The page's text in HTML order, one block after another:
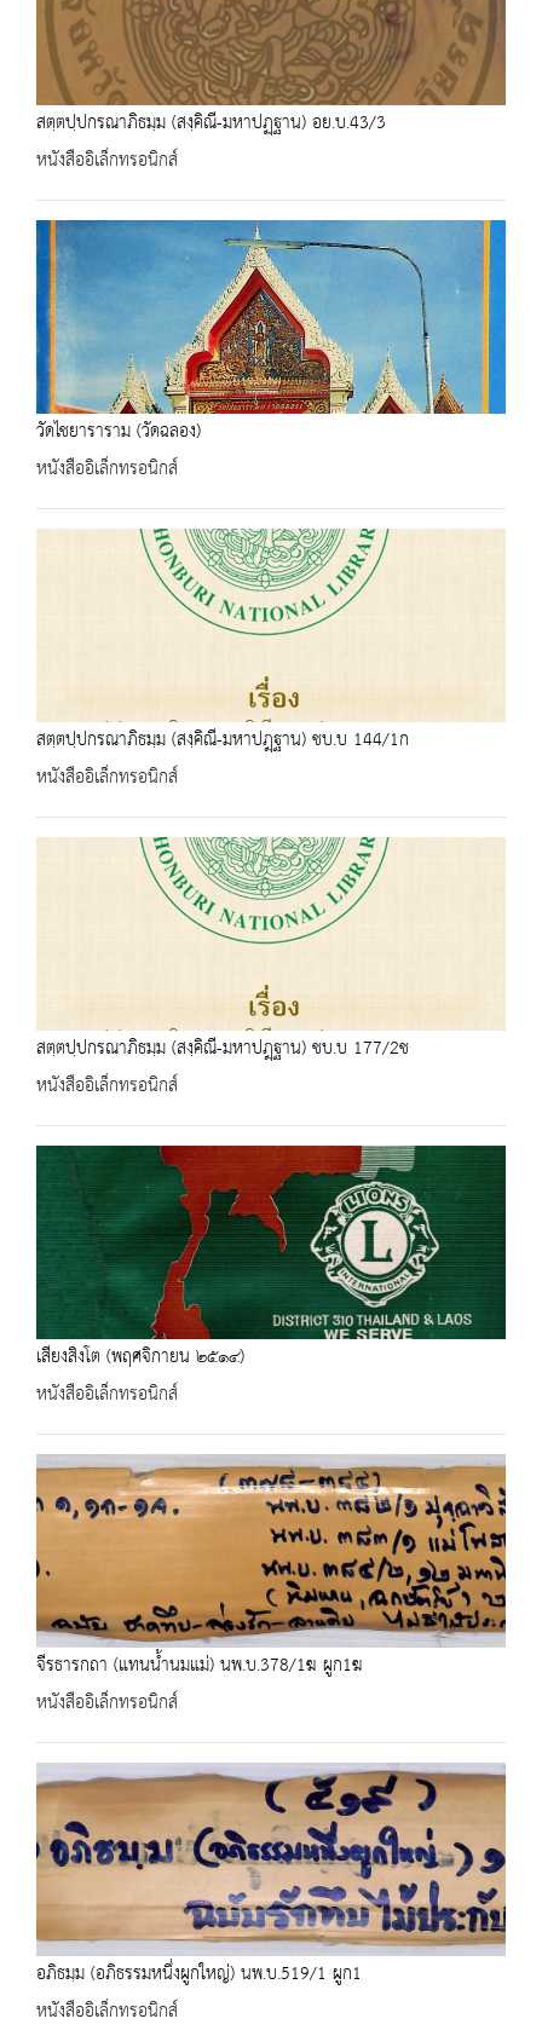
สตฺตปฺปกรณาภิธมฺม (สงฺคิณี-มหาปฏฺฐาน) อย.บ.43/3
หนังสืออิเล็กทรอนิกส์
วัดไชยาราราม (วัดฉลอง)
หนังสืออิเล็กทรอนิกส์
สตฺตปฺปกรณาภิธมฺม (สงฺคิณี-มหาปฎฺฐาน) ชบ.บ 144/1ก
หนังสืออิเล็กทรอนิกส์
สตฺตปฺปกรณาภิธมฺม (สงฺคิณี-มหาปฎฺฐาน) ชบ.บ 177/2ช
หนังสืออิเล็กทรอนิกส์
เสียงสิงโต (พฤศจิกายน ๒๕๑๔)
หนังสืออิเล็กทรอนิกส์
จีรธารกถา (แทนน้ำนมแม่) นพ.บ.378/1ฆ ผูก1ฆ
หนังสืออิเล็กทรอนิกส์
อภิธมฺม (อภิธรรมหนึ่งผูกใหญ่) นพ.บ.519/1 ผูก1
หนังสืออิเล็กทรอนิกส์